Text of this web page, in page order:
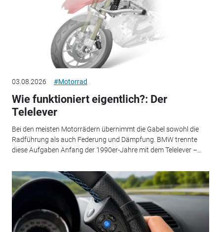
03.08.2026 #Motorrad
Wie funktioniert eigentlich?: Der
Telelever
Bei den meisten Motorrädern übernimmt die Gabel sowohl die
Radführung als auch Federung und Dämpfung. BMW trennte
diese Aufgaben Anfang der 1990er-Jahre mit dem Telelever –...